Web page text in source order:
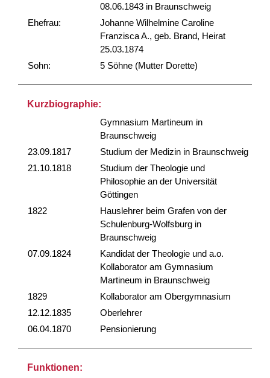
08.06.1843 in Braunschweig
Ehefrau:
Johanne Wilhelmine Caroline
Franzisca A., geb. Brand, Heirat
25.03.1874
Sohn:
5 Söhne (Mutter Dorette)
Kurzbiographie:
Gymnasium Martineum in
Braunschweig
23.09.1817
Studium der Medizin in Braunschweig
21.10.1818
Studium der Theologie und
Philosophie an der Universität
Göttingen
1822
Hauslehrer beim Grafen von der
Schulenburg-Wolfsburg in
Braunschweig
07.09.1824
Kandidat der Theologie und a.o.
Kollaborator am Gymnasium
Martineum in Braunschweig
1829
Kollaborator am Obergymnasium
12.12.1835
Oberlehrer
06.04.1870
Pensionierung
Funktionen: